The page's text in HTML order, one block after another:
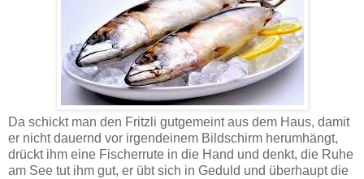
Da schickt man den Fritzli gutgemeint aus dem Haus, damit
er nicht dauernd vor irgendeinem Bildschirm herumhängt,
drückt ihm eine Fischerrute in die Hand und denkt, die Ruhe
am See tut ihm gut, er übt sich in Geduld und überhaupt die